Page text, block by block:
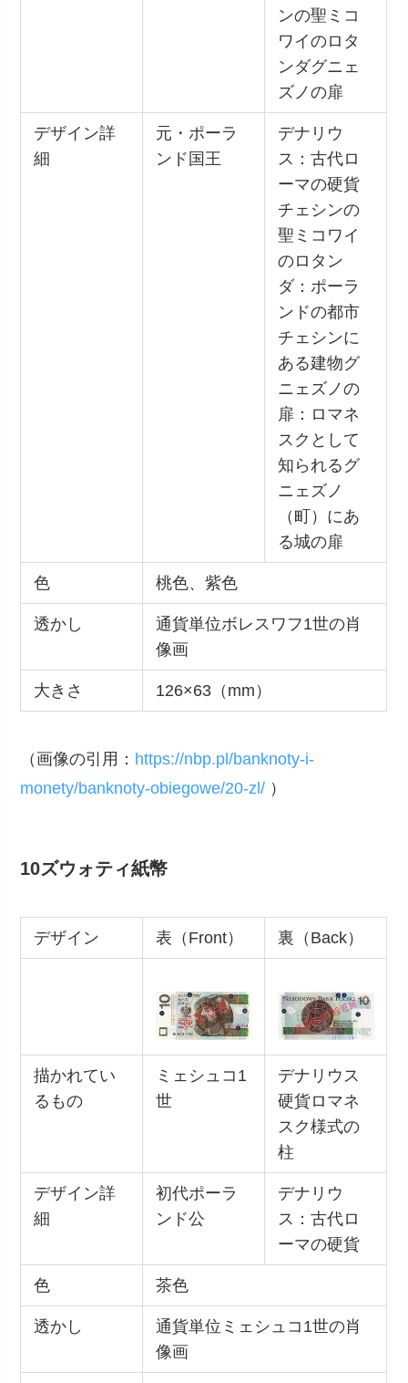
ンの聖ミコ
ワイのロタ
ンダグニェ
ズノの扉
デザイン詳
細
元・ポーラ
ンド国王
デナリウ
ス：古代ロ
ーマの硬貨
チェシンの
聖ミコワイ
のロタン
ダ：ポーラ
ンドの都市
チェシンに
ある建物グ
ニェズノの
扉：ロマネ
スクとして
知られるグ
ニェズノ
（町）にあ
る城の扉
色 桃色、紫色
透かし
通貨単位ボレスワフ1世の肖
像画
大きさ 126×63（mm）
（画像の引用： https://nbp.pl/banknoty-i-
monety/banknoty-obiegowe/20-zl/ ）
10ズウォティ紙幣
デザイン 表（Front） 裏（Back）
描かれてい
るもの
ミェシュコ1
世
デナリウス
硬貨ロマネ
スク様式の
柱
デザイン詳
細
初代ポーラ
ンド公
デナリウ
ス：古代ロ
ーマの硬貨
色 茶色
透かし
通貨単位ミェシュコ1世の肖
像画